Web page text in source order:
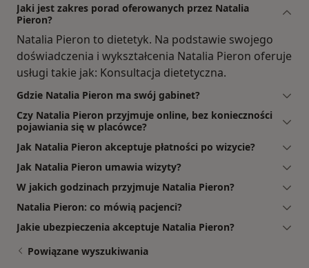
Jaki jest zakres porad oferowanych przez Natalia
Pieron?
Natalia Pieron to dietetyk. Na podstawie swojego
doświadczenia i wykształcenia Natalia Pieron oferuje
usługi takie jak: Konsultacja dietetyczna.
Gdzie Natalia Pieron ma swój gabinet?
Czy Natalia Pieron przyjmuje online, bez konieczności
pojawiania się w placówce?
Jak Natalia Pieron akceptuje płatności po wizycie?
Jak Natalia Pieron umawia wizyty?
W jakich godzinach przyjmuje Natalia Pieron?
Natalia Pieron: co mówią pacjenci?
Jakie ubezpieczenia akceptuje Natalia Pieron?
Powiązane wyszukiwania